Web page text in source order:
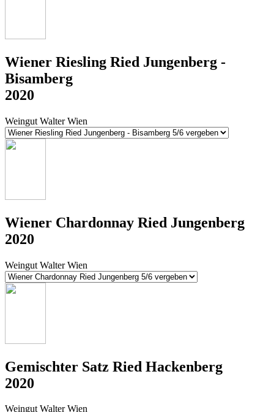
Wiener Riesling Ried Jungenberg -
Bisamberg
2020
Weingut Walter Wien
Wiener Chardonnay Ried Jungenberg
2020
Weingut Walter Wien
Gemischter Satz Ried Hackenberg
2020
Weingut Walter Wien